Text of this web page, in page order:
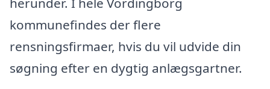
kommunefindes der flere
rensningsfirmaer, hvis du vil udvide din
søgning efter en dygtig anlægsgartner.